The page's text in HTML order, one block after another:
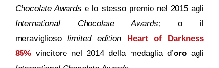
Chocolate Awards e lo stesso premio nel 2015 agli
International Chocolate Awards; o il
meravigliosolimited edition
Heart of Darkness
85% vincitore nel 2014 della medaglia d’oroagli